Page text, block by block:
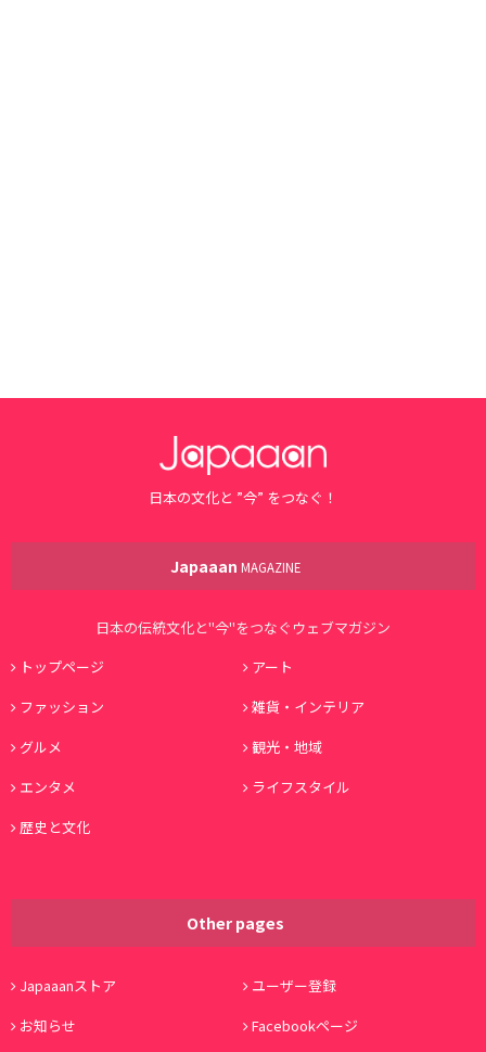
日本の文化と ”今” をつなぐ！
Japaaan MAGAZINE
日本の伝統文化と"今"をつなぐウェブマガジン
トップページ
アート
ファッション
雑貨・インテリア
グルメ
観光・地域
エンタメ
ライフスタイル
歴史と文化
Other pages
Japaaanストア
ユーザー登録
お知らせ
Facebookページ